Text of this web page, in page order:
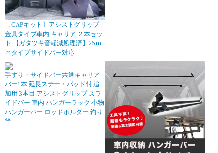
〔CAPキット〕アシストグリップ
金具タイプ車内 キャリア ２本セッ
ト 【ガタツキ音軽減処理済】25ｍ
ｍタイプサイドバー対応
手すり・サイドバー共通キャリア
バー1本 延長ステー・パッド付 追
加用 3本目 アシストグリップ スラ
イドバー 車内 ハンガーラック 小物
ハンガーバー ロッドホルダー 釣り
竿